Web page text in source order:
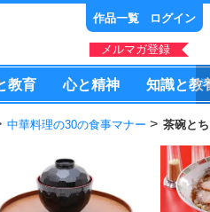
作品一覧 ログイン
メルマガ登録
教育 心と精神 知識と教
中華料理の30の食事マナー 茶碗と